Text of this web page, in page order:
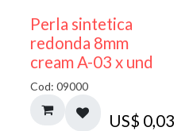
AGOTADO
Perla sintetica
redonda 8mm
cream A-03 x und
Cod: 09000
US$ 0,03